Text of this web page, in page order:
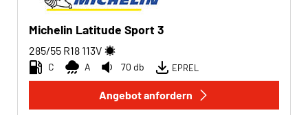
Michelin Latitude Sport 3
285/55 R18 113V
C A 70 db EPREL
Angebot anfordern